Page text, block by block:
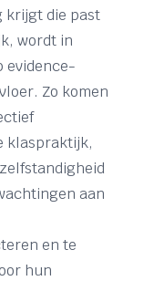
krijgt die past
wordt in
evidence-
Zo komen
klaspraktijk,
aan
en te
hun